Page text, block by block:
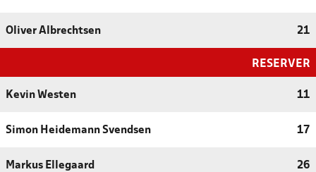
Oliver Albrechtsen 21
RESERVER
Kevin Westen 11
Simon Heidemann Svendsen 17
Markus Ellegaard 26